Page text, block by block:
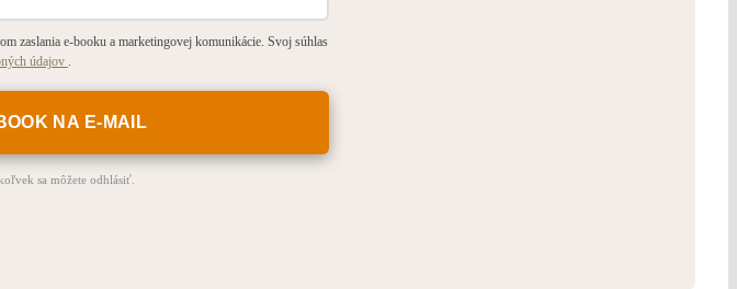
zaslania e-booku a marketingovej komunikácie. Svoj súhlas
údajov .
sa môžete odhlásiť.